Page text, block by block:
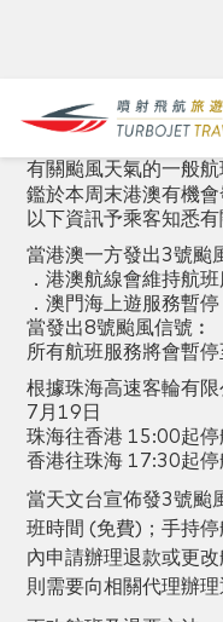
有關颱風天氣的一般
返回
鑑於本周末港澳有機
以下資訊予乘客知悉
當港澳一方發出3號颱
．港澳航線會維持航
．澳門海上遊服務暫停
當發出8號颱風信號︰
所有航班服務將會暫停
根據珠海高速客輪有限
7月19日
珠海往香港 15:00起停
香港往珠海 17:30起停
當天文台宣佈發3號颱
班時間 (免費)；手持
內申請辦理退款或更
則需要向相關代理辦理